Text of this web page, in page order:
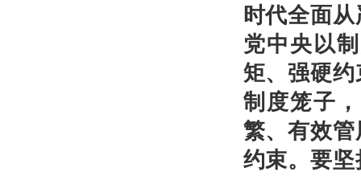
时代全面
党中央以
矩、强硬
制度笼子
繁、有效
约束。要